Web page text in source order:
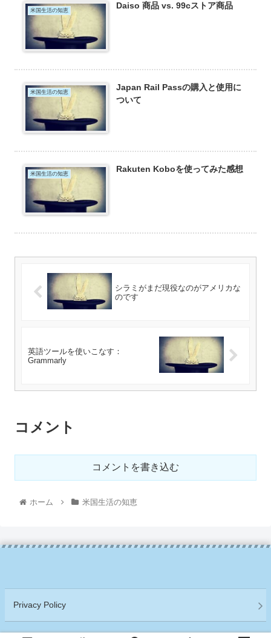
米国生活の知恵 Daiso 商品 vs. 99cストア商品
米国生活の知恵
Japan Rail Passの購入と使用に
ついて
米国生活の知恵 Rakuten Koboを使ってみた感想
シラミがまだ現役なのがアメリカな
のです
英語ツールを使いこなす：
Grammarly
コメント
コメントを書き込む
ホーム 米国生活の知恵
Privacy Policy